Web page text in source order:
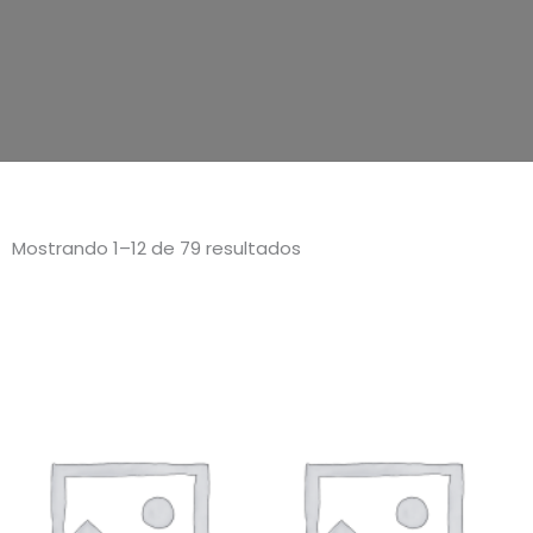
Mostrando 1–12 de 79 resultados